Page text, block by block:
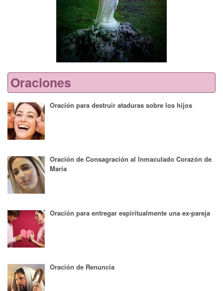
Oraciones
Oración para destruir ataduras sobre los hijos
Oración de Consagración al Inmaculado Corazón de
María
Oración para entregar espiritualmente una ex-pareja
Oración de Renuncia